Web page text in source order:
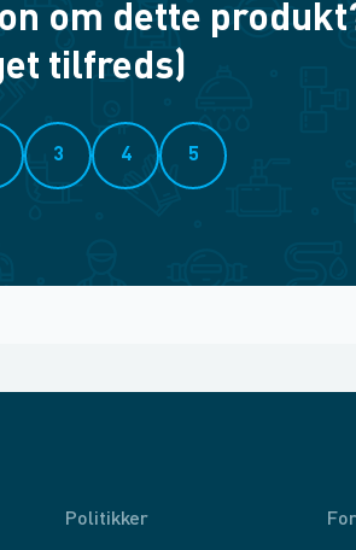
om dette
tilfreds)
3 4 5
Politikker